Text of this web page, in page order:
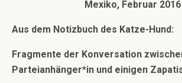
Mexiko, Februar 2016
Aus dem Notizbuch des Katze-Hund:
Fragmente der Konversation
Parteianhänger*in und einigen